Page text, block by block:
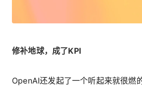
修补地球，成了KPI
OpenAI还发起了一个听起来就很